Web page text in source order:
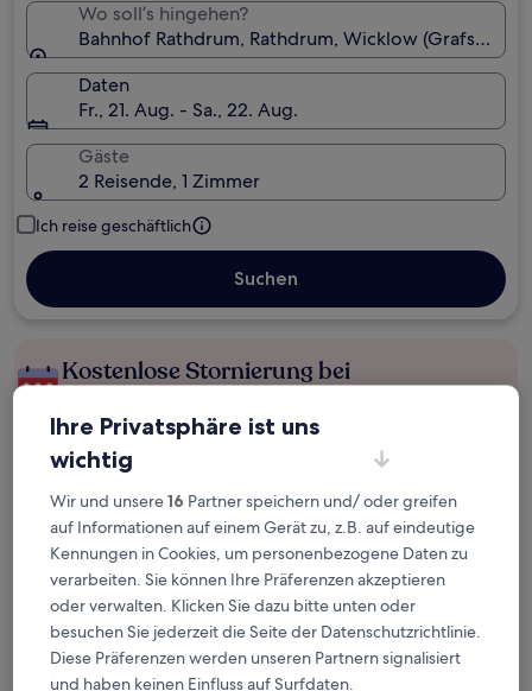
Wo soll’s hingehen?
Bahnhof Rathdrum, Rathdrum, Wicklow
Daten
Fr., 21. Aug. - Sa., 22. Aug.
Gäste
2 Reisende, 1 Zimmer
Ich reise geschäftlich
Suchen
Kostenlose Stornierung bei
Verdiene Prämien für jede
Mehr sparen mit Preisen für Mitglieder
Überprüfe die Preise für diese Daten
Ihre Privatsphäre ist uns
wichtig
Wir und unsere16 Partner speichern und/ oder greifen
auf Informationen auf einem Gerät zu, z.B. auf eindeutige
Kennungen in Cookies, um personenbezogene Daten zu
verarbeiten. Sie können Ihre Präferenzen akzeptieren
oder verwalten. Klicken Sie dazu bitte unten oder
besuchen Sie jederzeit die Seite der Datenschutzrichtlinie.
Diese Präferenzen werden unseren Partnern signalisiert
und haben keinen Einfluss auf Surfdaten.